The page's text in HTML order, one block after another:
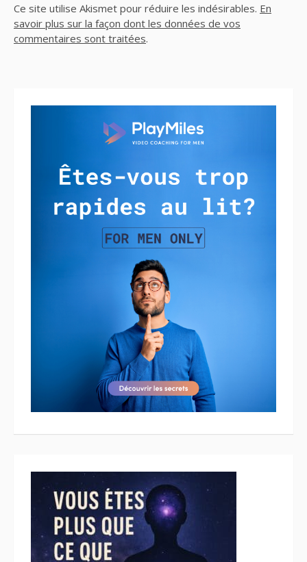
Ce site utilise Akismet pour réduire les indésirables. En
savoir plus sur la façon dont les données de vos
commentaires sont traitées.